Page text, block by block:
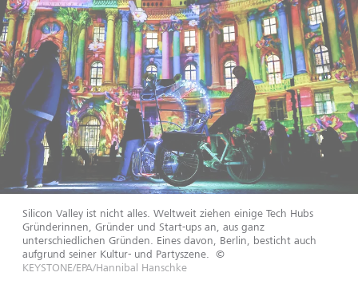
Silicon Valley ist nicht alles. Weltweit ziehen einige Tech Hubs
Gründerinnen, Gründer und Start-ups an, aus ganz
unterschiedlichen Gründen. Eines davon, Berlin, besticht auch
aufgrund seiner Kultur- und Partyszene.
©
KEYSTONE/EPA/Hannibal Hanschke